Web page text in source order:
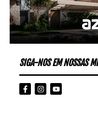
SIGA-NOS EM NOSSAS